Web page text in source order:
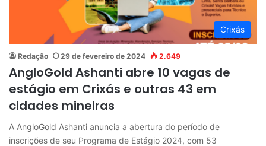
Crixás
Redação 29 de fevereiro de 2024 2.649
AngloGold Ashanti abre 10 vagas de
estágio em Crixás e outras 43 em
cidades mineiras
A AngloGold Ashanti anuncia a abertura do período de
inscrições de seu Programa de Estágio 2024, com 53